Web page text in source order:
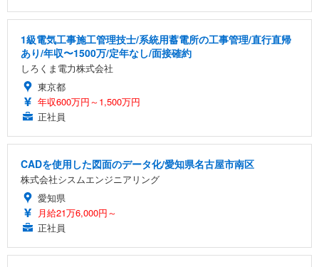
1級電気工事施工管理技士/系統用蓄電所の工事管理/直行直帰
あり/年収〜1500万/定年なし/面接確約
しろくま電力株式会社
東京都
年収600万円～1,500万円
正社員
CADを使用した図面のデータ化/愛知県名古屋市南区
株式会社シスムエンジニアリング
愛知県
月給21万6,000円～
正社員